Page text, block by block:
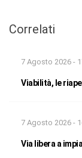
Correlati
7 Agosto 2026 -
Viabilità, le
7 Agosto 2026 -
Via libera a